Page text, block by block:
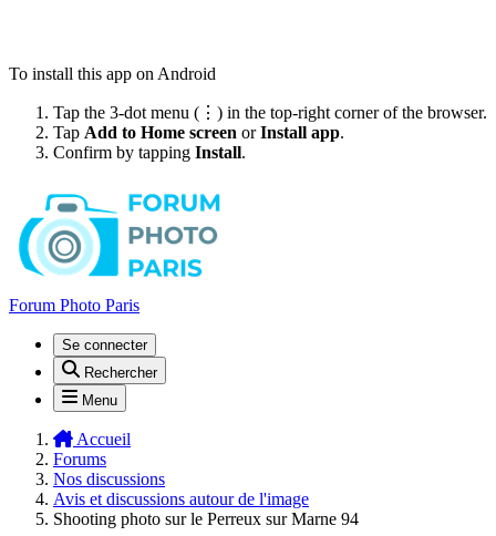
To install this app on Android
Tap the 3-dot menu (⋮) in the top-right corner of the browser.
Tap Add to Home screen orInstall app.
Confirm by tapping Install.
Forum Photo Paris
Se connecter
Rechercher
Menu
Accueil
Forums
Nos discussions
Avis et discussions autour de l'image
Shooting photo sur le Perreux sur Marne 94